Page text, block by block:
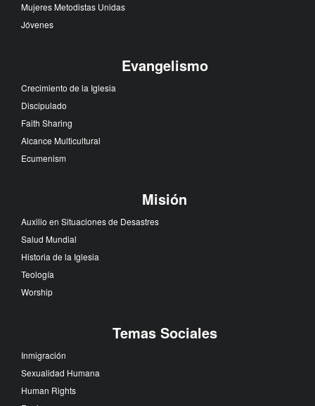
Mujeres Metodistas Unidas
Jóvenes
Evangelismo
Crecimiento de la Iglesia
Discipulado
Faith Sharing
Alcance Multicultural
Ecumenism
Misión
Auxilio en Situaciones de Desastres
Salud Mundial
Historia de la Iglesia
Teología
Worship
Temas Sociales
Inmigración
Sexualidad Humana
Human Rights